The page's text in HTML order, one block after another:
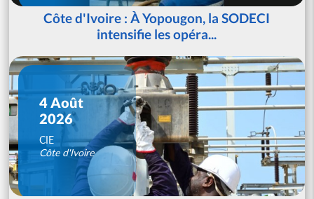
Côte d'Ivoire : À Yopougon, la SODECI
intensifie les opéra...
4 Août
2026
CIE
Côte d'Ivoire